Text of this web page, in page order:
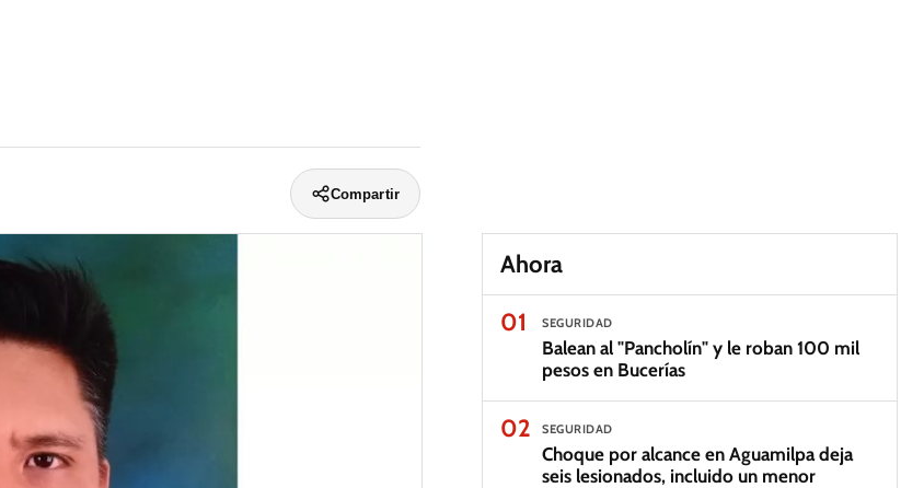
Compartir
Ahora
01
SEGURIDAD
Balean al "Pancholín" y le roban 100 mil
pesos en Bucerías
02 SEGURIDAD
Choque por alcance en Aguamilpa deja
seis lesionados, incluido un menor